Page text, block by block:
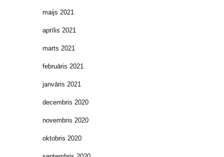
maijs 2021
aprīlis 2021
marts 2021
februāris 2021
janvāris 2021
decembris 2020
novembris 2020
oktobris 2020